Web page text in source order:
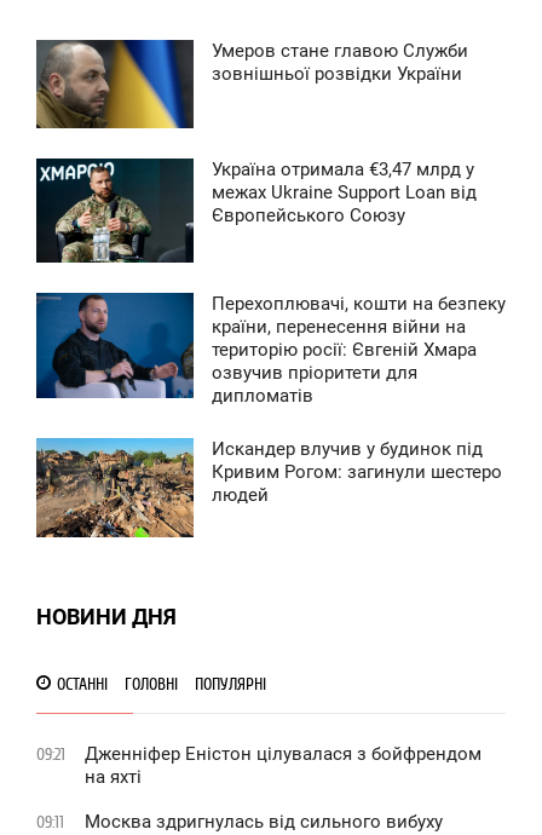
Умеров стане главою Служби
зовнішньої розвідки України
Україна отримала €3,47 млрд у
межах Ukraine Support Loan від
Європейського Союзу
Перехоплювачі, кошти на безпеку
країни, перенесення війни на
територію росії: Євгеній Хмара
озвучив пріоритети для
дипломатів
Искандер влучив у будинок під
Кривим Рогом: загинули шестеро
людей
НОВИНИ ДНЯ
ОСТАННІ ГОЛОВНІ ПОПУЛЯРНІ
09:21
Дженніфер Еністон цілувалася з бойфрендом
на яхті
09:11 Москва здригнулась від сильного вибуху